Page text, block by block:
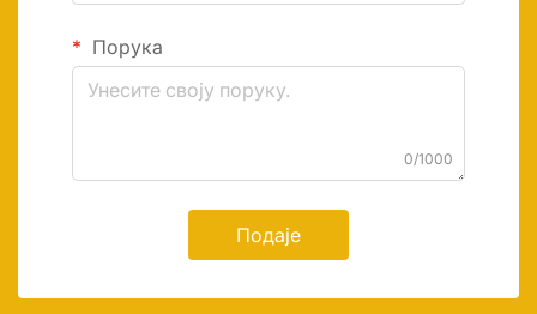
Порука
0/1000
Подаје